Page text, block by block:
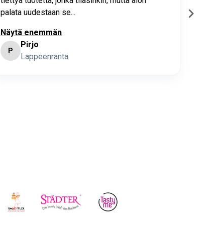
palata uudestaan se...
Näytä enemmän
P
Pirjo
Lappeenranta